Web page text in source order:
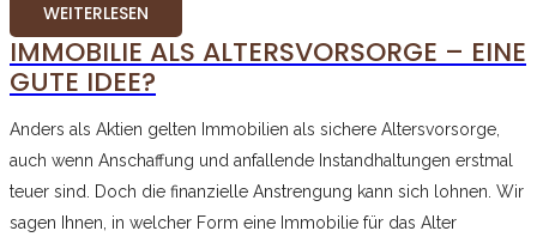
WEITERLESEN
IMMOBILIE ALS ALTERSVORSORGE – EINE
GUTE IDEE?
Anders als Aktien gelten Immobilien als sichere Altersvorsorge,
auch wenn Anschaffung und anfallende Instandhaltungen erstmal
teuer sind. Doch die finanzielle Anstrengung kann sich lohnen. Wir
sagen Ihnen, in welcher Form eine Immobilie für das Alter